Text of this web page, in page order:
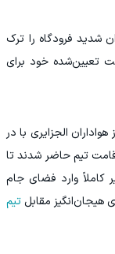
شدید فرودگاه را ترک
تعیین‌شده خود برای
الجزایری با در
تیم حاضر شدند تا
کاملاً وارد فضای جام
هیجان‌انگیز مقابل تیم